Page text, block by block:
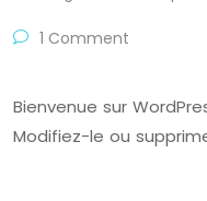
1 Comment
Bienvenue sur
Modifiez-le ou